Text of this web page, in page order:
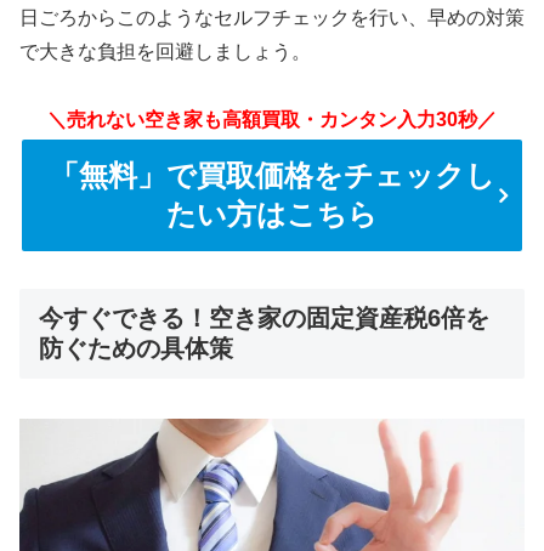
日ごろからこのようなセルフチェックを行い、早めの対策
で大きな負担を回避しましょう。
＼売れない空き家も高額買取・カンタン入力30秒／
「無料」で買取価格をチェックし
たい方はこちら
今すぐできる！空き家の固定資産税6倍を
防ぐための具体策